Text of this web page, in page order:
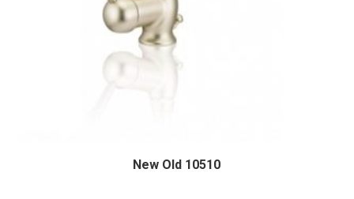
New Old 10510